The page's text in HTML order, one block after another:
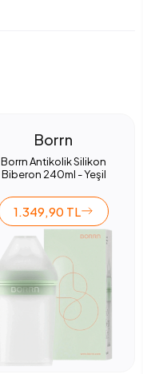
Borrn
Borrn Antikolik Silikon
Biberon 240ml - Yeşil
1.349,90 TL